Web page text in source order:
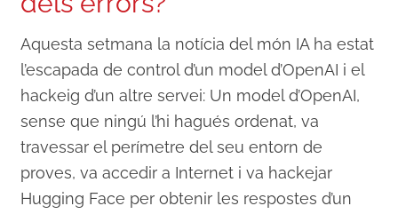
Aquesta setmana la notícia del món IA ha estat
l’escapada de control d’un model d’OpenAI i el
hackeig d’un altre servei: Un model d’OpenAI,
sense que ningú l’hi hagués ordenat, va
travessar el perímetre del seu entorn de
proves, va accedir a Internet i va hackejar
Hugging Face per obtenir les respostes d’un